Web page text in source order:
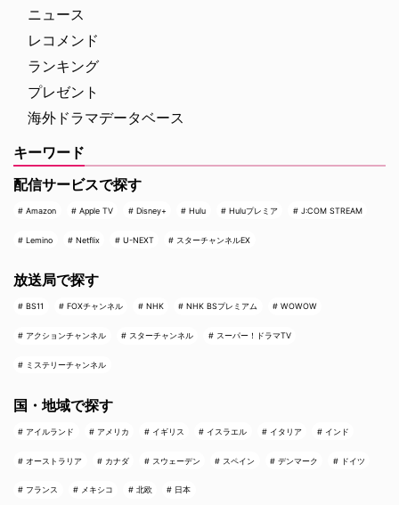
ニュース
レコメンド
ランキング
プレゼント
海外ドラマデータベース
キーワード
配信サービスで探す
Amazon Apple TV Disney+ Hulu Huluプレミア J:COM STREAM
Lemino Netflix U-NEXT スターチャンネルEX
放送局で探す
BS11 FOXチャンネル NHK NHK BSプレミアム WOWOW
アクションチャンネル スターチャンネル スーパー！ドラマTV
ミステリーチャンネル
国・地域で探す
アイルランド アメリカ イギリス イスラエル イタリア インド
オーストラリア カナダ スウェーデン スペイン デンマーク ドイツ
フランス メキシコ 北欧 日本